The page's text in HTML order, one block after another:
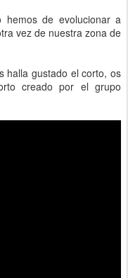
hemos de evolucionar a
vez de nuestra zona de
halla gustado el corto, os
creado por el grupo